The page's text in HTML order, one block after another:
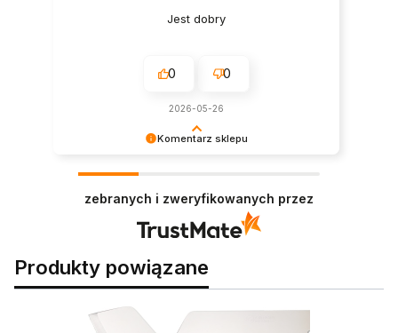
Komentarz sklepu
Jest dobry
0 0
2026-05-26
zebranych i zweryfikowanych przez
Produkty powiązane